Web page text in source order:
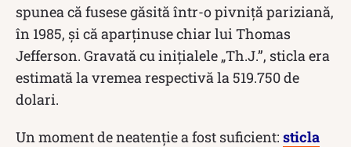
spunea că fusese găsită într-o pivniță pariziană,
în 1985, și că aparținuse chiar lui Thomas
Jefferson. Gravată cu inițialele „Th.J.”, sticla era
estimată la vremea respectivă la 519.750 de
dolari.
Un moment de neatenție a fost suficient: sticla